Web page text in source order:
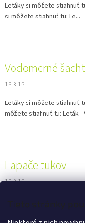
Tieto stránky
Letáky si môžete stiahnuť
si môžete stiahnuť tu: Le...
Vodomerné
13.3.15
Letáky si môžete stiahnuť
môžete stiahnuť tu: Leták -
Lapače tukov
13.3.15
Letáky si môžete stiahnuť
stiahnuť tu: Leták - Lapač...